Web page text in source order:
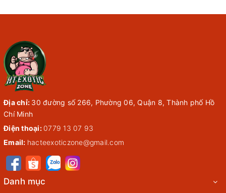
Địa chỉ: 30 đường số 266, Phường 06, Quận 8, Thành phố Hồ
Chí Minh
Điện thoại: 0779 13 07 93
Email: hacteexoticzone@gmail.com
Danh mục